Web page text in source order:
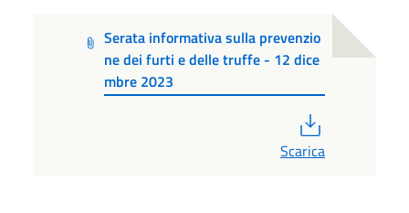
Serata informativa sulla prevenzio
ne dei furti e delle truffe - 12 dice
mbre 2023
Scarica